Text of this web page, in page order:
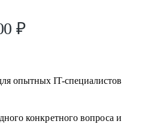
₽
опытных IT-специалистов
конкретного вопроса и